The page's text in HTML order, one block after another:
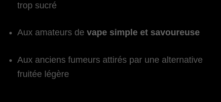
trop sucré
Aux amateurs de vape simple et savoureuse
Aux anciens fumeurs attirés par une alternative
fruitée légère